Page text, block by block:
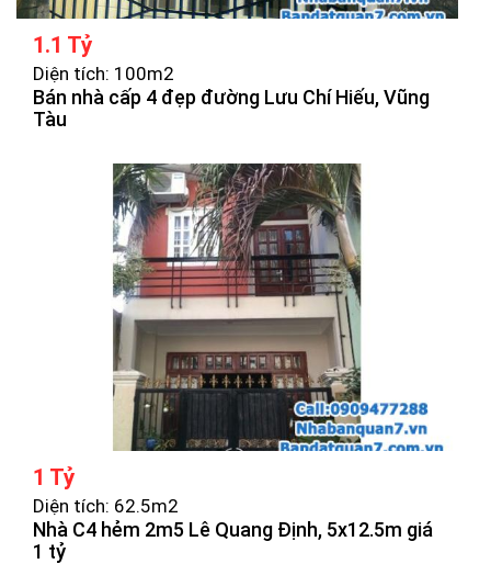
1.1 Tỷ
Diện tích: 100m2
Bán nhà cấp 4 đẹp đường Lưu Chí Hiếu, Vũng
Tàu
1 Tỷ
Diện tích: 62.5m2
Nhà C4 hẻm 2m5 Lê Quang Định, 5x12.5m giá
1 tỷ